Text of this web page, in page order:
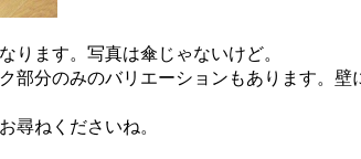
ります。写真は傘じゃないけど。
部分のみのバリエーションもあります。壁
尋ねくださいね。